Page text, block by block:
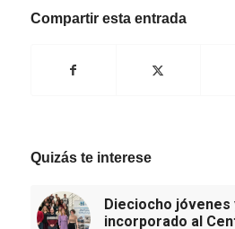
Compartir esta entrada
Quizás te interese
Dieciocho jóvenes
incorporado al